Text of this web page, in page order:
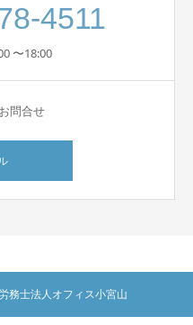
4511
〜18:00
問合せ
士法人オフィス小宮山